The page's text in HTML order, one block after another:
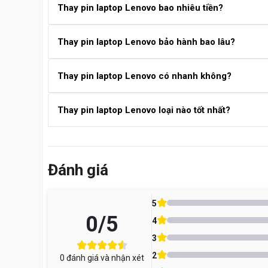
Lưu ý: Giá đã có VAT, chưa bao gồm ưu đãi combo
Vì Sao Pin Laptop Lenovo Bị Hỏng Nhanh?
Pin laptop có tuổi thọ giới hạn, thường chỉ khoảng400
Báo sai dung lượng, sụt nguồn nhanh
Không thể sạc đầy hoặc không nhận sạc
Thay pin laptop Lenovo bao nhiêu tiền?
Giá thay pin laptop Lenovo thường dao động từ
báo giá chính xác theo model.
Thay pin laptop Lenovo bảo hành bao lâu?
Pin thay tại Care Center được bảo hành từ 6 – 12
Thay pin laptop Lenovo có nhanh không?
Quy trình thay pin laptop Lenovo thường mất
Thay pin laptop Lenovo loại nào tốt nhất?
Đánh giá
0/5
0 đánh giá và nhận xét
5
4
3
2